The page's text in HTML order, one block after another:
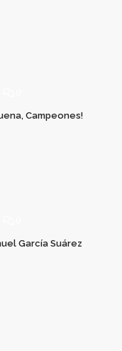
Campeones!
García Suárez